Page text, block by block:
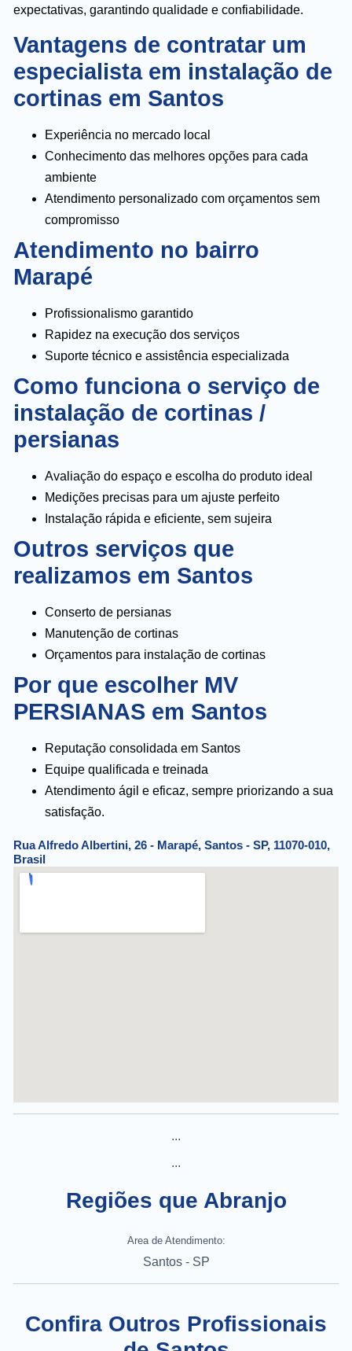
expectativas, garantindo qualidade e confiabilidade.
Vantagens de contratar um
especialista em instalação de
cortinas em Santos
Experiência no mercado local
Conhecimento das melhores opções para cada
ambiente
Atendimento personalizado com orçamentos sem
compromisso
Atendimento no bairro
Marapé
Profissionalismo garantido
Rapidez na execução dos serviços
Suporte técnico e assistência especializada
Como funciona o serviço de
instalação de cortinas /
persianas
Avaliação do espaço e escolha do produto ideal
Medições precisas para um ajuste perfeito
Instalação rápida e eficiente, sem sujeira
Outros serviços que
realizamos em Santos
Conserto de persianas
Manutenção de cortinas
Orçamentos para instalação de cortinas
Por que escolher MV
PERSIANAS em Santos
Reputação consolidada em Santos
Equipe qualificada e treinada
Atendimento ágil e eficaz, sempre priorizando a sua
satisfação.
Rua Alfredo Albertini, 26 - Marapé, Santos - SP, 11070-010,
Brasil
...
...
Regiões que Abranjo
Area de Atendimento:
Santos - SP
Confira Outros Profissionais